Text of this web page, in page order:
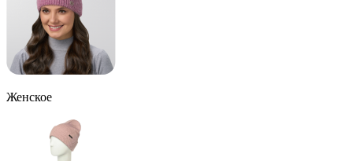
Женское